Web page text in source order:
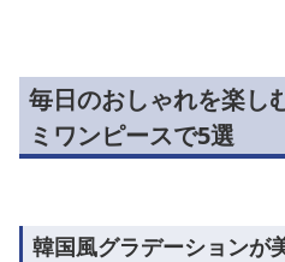
毎日のおしゃれを楽し
ミワンピースで5選
韓国風グラデーションが